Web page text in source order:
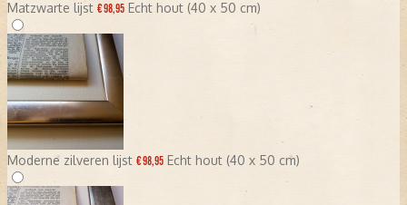
Matzwarte lijst € 98,95 Echt hout (40 x 50 cm)
Moderne zilveren lijst € 98,95 Echt hout (40 x 50 cm)